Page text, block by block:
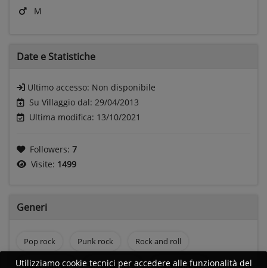
M
Date e Statistiche
Ultimo accesso: Non disponibile
Su Villaggio dal: 29/04/2013
Ultima modifica: 13/10/2021
Followers: 7
Visite: 1499
Generi
Pop rock Punk rock Rock and roll
Rock anni 60 Rock anni 70 Rock anni 80
Utilizziamo cookie tecnici per accedere alle funzionalità del